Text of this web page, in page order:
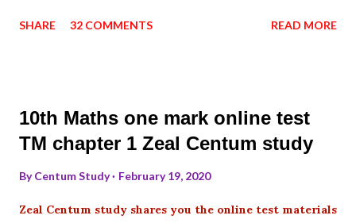
SHARE 32 COMMENTS READ MORE
10th Maths one mark online test
TM chapter 1 Zeal Centum study
ByCentum Study February 19, 2020
Zeal Centum study shares you the online test materials